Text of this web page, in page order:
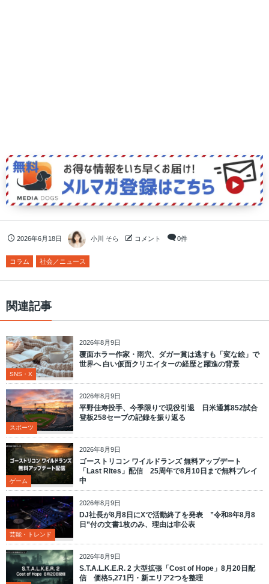
2026年6月18日 小川 そら コメント 0件
コラム 社会／ニュース
関連記事
2026年8月9日
SNS・X
覆面ホラー作家・雨穴、ダガー賞は逃すも「変な絵」で
世界へ 白い仮面クリエイターの経歴と躍進の背景
2026年8月9日
スポーツ
平野佳寿投手、今季限りで現役引退 日米通算852試合
登板258セーブの記録を振り返る
2026年8月9日
ゲーム
ゴーストリコン ワイルドランズ 無料アップデート
「Last Rites」配信 25周年で8月10日まで無料プレイ
中
2026年8月9日
芸能・トレンド
DJ社長が8月8日にXで活動終了を発表 ”令和8年8月8
日”付の文書1枚のみ、理由は非公表
2026年8月9日
S.T.A.L.K.E.R. 2 大型拡張「Cost of Hope」8月20日配
信 価格5,271円・新エリア2つを整理